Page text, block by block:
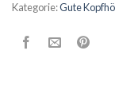
Kategorie:Gute